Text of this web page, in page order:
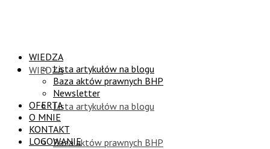
WIEDZA
Lista artykułów na blogu
Baza aktów prawnych BHP
WIEDZA
Lista artykułów na blogu
Baza aktów prawnych BHP
Newsletter
OFERTA
O MNIE
KONTAKT
LOGOWANIE